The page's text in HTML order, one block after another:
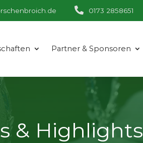
 0173 2858651
Partner & Sponsoren
& Highlights